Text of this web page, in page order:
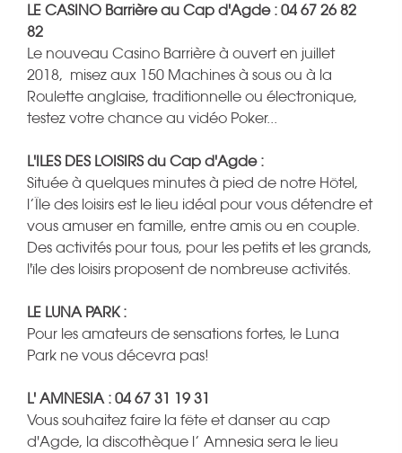
LE CASINO Barrière au Cap d'Agde : 04 67 26 82
82
Le nouveau Casino Barrière à ouvert en juillet
2018, misez aux 150 Machines à sous ou à la
Roulette anglaise, traditionnelle ou électronique,
testez votre chance au vidéo Poker...
L'ILES DES LOISIRS du Cap d'Agde :
Située à quelques minutes à pied de notre Hôtel,
l’Île des loisirs est le lieu idéal pour vous détendre et
vous amuser en famille, entre amis ou en couple.
Des activités pour tous, pour les petits et les grands,
l'île des loisirs proposent de nombreuse activités.
LE LUNA PARK :
Pour les amateurs de sensations fortes, le Luna
Park ne vous décevra pas!
L' AMNESIA : 04 67 31 19 31
Vous souhaitez faire la fête et danser au cap
d'Agde, la discothèque l’ Amnesia sera le lieu